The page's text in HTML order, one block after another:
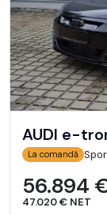
AUDI e-
La comandă
56.894
47.020 € NET